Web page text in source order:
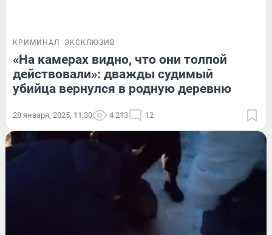
КРИМИНАЛ ЭКСКЛЮЗИВ
«На камерах видно, что они толпой
действовали»: дважды судимый
убийца вернулся в родную деревню
28 января, 2025, 11:30 4 213 12